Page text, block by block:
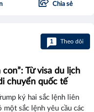
Chia sẻ
1 Theo dõi
Từ visa du lịch
chuyển quốc tế
ký hai sắc lệnh liên
sắc lệnh yêu cầu các